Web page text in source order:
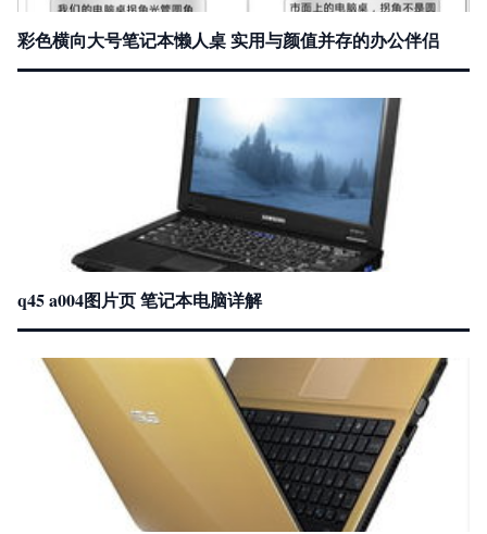
彩色横向大号笔记本懒人桌 实用与颜值并存的办公伴侣
q45 a004图片页 笔记本电脑详解